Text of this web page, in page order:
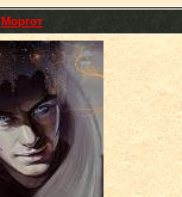
Моргот